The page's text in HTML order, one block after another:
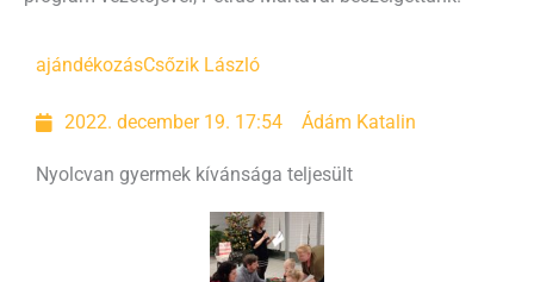
ajándékozásCsőzik László
2022. december 19. 17:54 Ádám Katalin
Nyolcvan gyermek kívánsága teljesült